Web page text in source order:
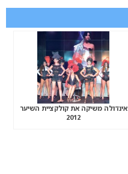
אינדולה משיקה את קולקציית השיער
2012